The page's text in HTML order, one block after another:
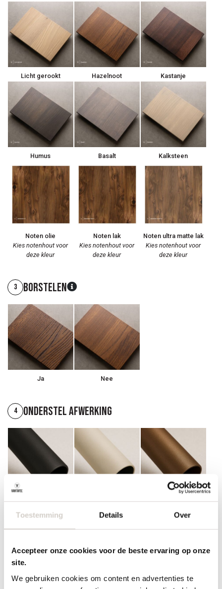
Toestemming Details Over
Accepteer onze cookies voor de beste ervaring op onze
site.
We gebruiken cookies om content en advertenties te
Licht gerookt Hazelnoot Kastanje
Humus Basalt Kalksteen
Noten olie
Kies notenhout voor
deze kleur
Noten lak
Kies notenhout voor
deze kleur
Noten ultra matte lak
Kies notenhout voor
deze kleur
3 Borstelen
Ja Nee
4 Onderstel afwerking
poedercoat
poedercoat